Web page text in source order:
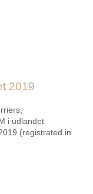
2019
i udlandet
(registrated in